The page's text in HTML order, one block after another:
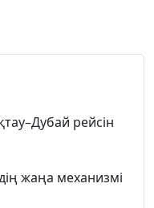
рейсін
жаңа механизмі